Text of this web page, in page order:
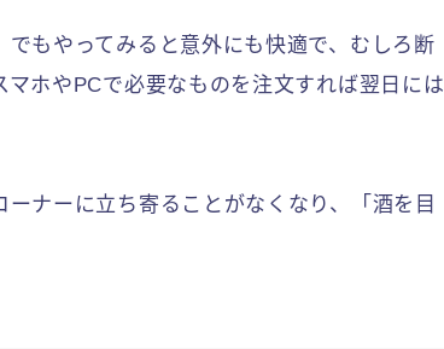
もやってみると意外にも快適で、むしろ断
ホやPCで必要なものを注文すれば翌日には
ナーに立ち寄ることがなくなり、「酒を目